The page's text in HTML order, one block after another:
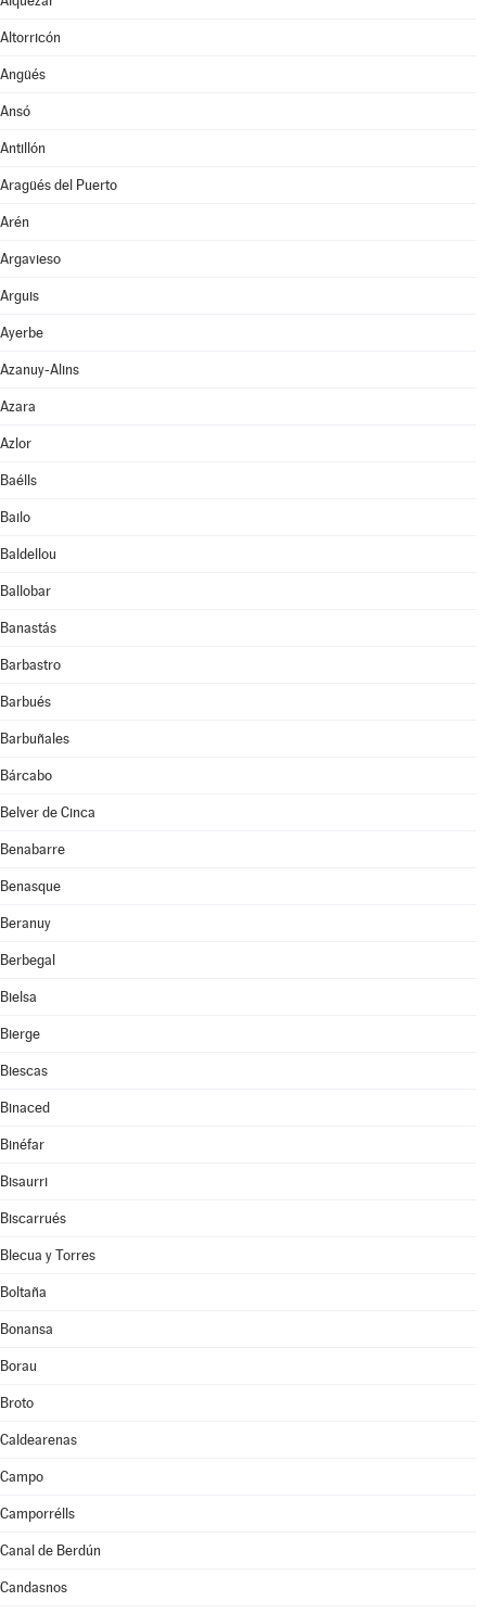
Altorricón
Angüés
Ansó
Antillón
Aragüés del Puerto
Arén
Argavieso
Arguis
Ayerbe
Azanuy-Alins
Azara
Azlor
Baélls
Bailo
Baldellou
Ballobar
Banastás
Barbastro
Barbués
Barbuñales
Bárcabo
Belver de Cinca
Benabarre
Benasque
Beranuy
Berbegal
Bielsa
Bierge
Biescas
Binaced
Binéfar
Bisaurri
Biscarrués
Blecua y Torres
Boltaña
Bonansa
Borau
Broto
Caldearenas
Campo
Camporrélls
Canal de Berdún
Candasnos